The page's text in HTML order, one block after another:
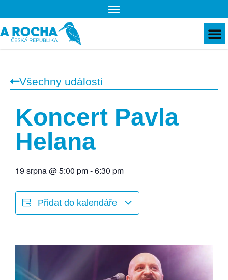
Všechny události
Koncert Pavla
Helana
19 srpna@5:00 pm-6:30 pm
Přidat do kalendáře